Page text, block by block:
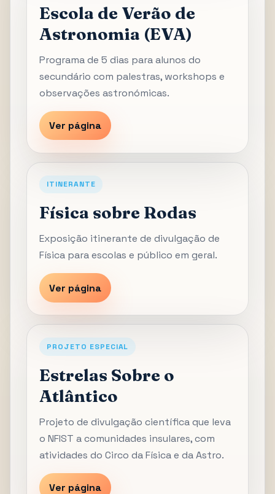
Escola de Verão de
Astronomia (EVA)
Programa de 5 dias para alunos do
secundário com palestras, workshops e
observações astronómicas.
Ver página
ITINERANTE
Física sobre Rodas
Exposição itinerante de divulgação de
Física para escolas e público em geral.
Ver página
PROJETO ESPECIAL
Estrelas Sobre o
Atlântico
Projeto de divulgação científica que leva
o NFIST a comunidades insulares, com
atividades do Circo da Física e da Astro.
Ver página